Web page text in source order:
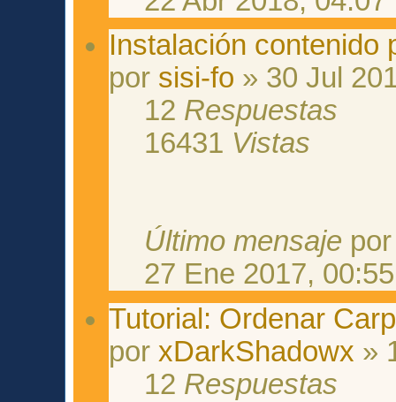
Instalación contenido
por sisi-fo » 30 Jul
12 Respuestas
16431 Vistas
Último mensaje
27 Ene 2017, 00:55
Tutorial: Ordenar
por xDarkShadowx »
12 Respuestas